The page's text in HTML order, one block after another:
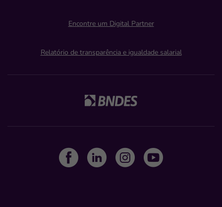
Encontre um Digital Partner
Relatório de transparência e igualdade salarial